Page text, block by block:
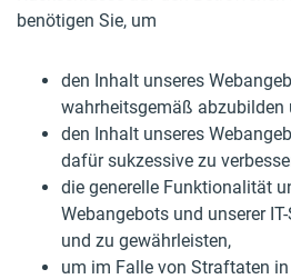
benötigen Sie, um
den Inhalt unseres
wahrheitsgemäß abzubilden
den Inhalt unseres
dafür sukzessive zu
die generelle Funktionalität
Webangebots und unserer
und zu gewährleisten,
um im Falle von Straftaten